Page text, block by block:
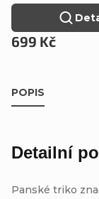
699 Kč
POPIS
Detailní
Panské triko